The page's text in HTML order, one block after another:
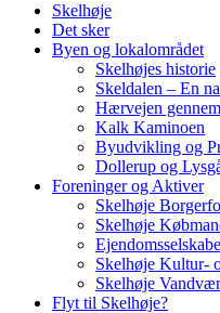
Skelhøje
Det sker
Byen og lokalområdet
Skelhøjes historie
Skeldalen – En
Hærvejen
Kalk Kaminoen
Byudvikling og
Dollerup og
Foreninger og Aktiver
Skelhøje
Skelhøje
Skelhøje Kultur-
Skelhøje
Flyt til Skelhøje?